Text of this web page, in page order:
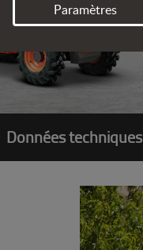
Données techniques
Paramètres